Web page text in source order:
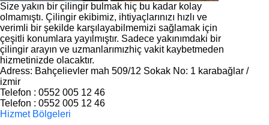
Size yakın bir çilingir bulmak hiç bu kadar kolay
olmamıştı. Çilingir ekibimiz, ihtiyaçlarınızı hızlı ve
verimli bir şekilde karşılayabilmemizi sağlamak için
çeşitli konumlara yayılmıştır. Sadece yakınımdaki bir
çilingir arayın ve uzmanlarımızhiç vakit kaybetmeden
hizmetinizde olacaktır.
Adress: Bahçelievler mah 509/12 Sokak No: 1 karabağlar /
izmir
Telefon : 0552 005 12 46
Telefon : 0552 005 12 46
Hizmet Bölgeleri